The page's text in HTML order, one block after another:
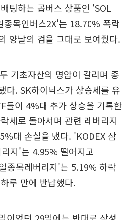
팅하는 곱버스 상품인 'SOL
종목인버스2X'는 18.70% 폭락
양날의 검을 그대로 보여줬다.
기초자산의 명암이 갈리며 종
다. SK하이닉스가 상승세를 유
들이 4%대 추가 상승을 기록한
세로 돌아서며 관련 레버리지
대 손실을 냈다. 'KODEX 삼
지'는 4.95% 떨어지고
종목레버리지'는 5.19% 하락
루 만에 반납했다.